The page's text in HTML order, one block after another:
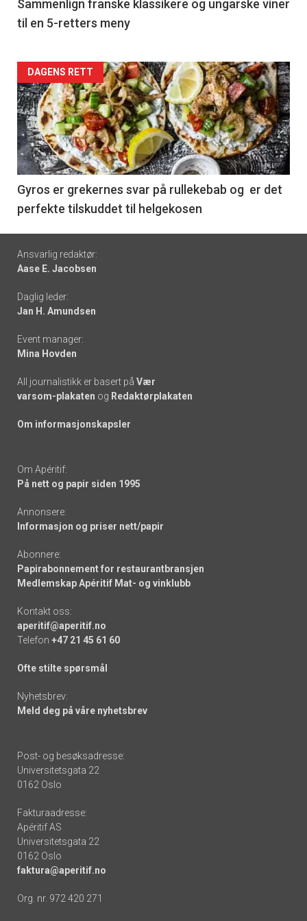
5
Sammenlign franske klassikere og ungarske viner
til en 5-retters meny
Forsiden
akkurat
nå
-
6
DAGENS RETT
Gyros er grekernes svar på rullekebab og er det
perfekte tilskuddet til helgekosen
Footer
-
links
Ansvarlig redaktør:
Aase E. Jacobsen
Daglig leder:
Jan H. Amundsen
Event manager:
Mina Hovden
All journalistikk er basert på Vær
varsom-plakaten og Redaktørplakaten
Om informasjonskapsler
Om Apéritif:
På nett og papir siden 1995
Annonsere:
Informasjon og priser nett/papir
Abonnere:
Papirabonnement for restaurantbransjen
Medlemskap Apéritif Mat- og vinklubb
Kontakt oss:
aperitif@aperitif.no
Telefon +47 21 45 61 60
Ofte stilte spørsmål
Nyhetsbrev:
Meld deg på våre nyhetsbrev
Post- og besøksadresse:
Universitetsgata 22
0162 Oslo
Fakturaadresse:
Apéritif AS
Universitetsgata 22
0162 Oslo
faktura@aperitif.no
Org. nr. 972 420 271